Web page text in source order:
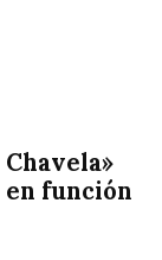
función